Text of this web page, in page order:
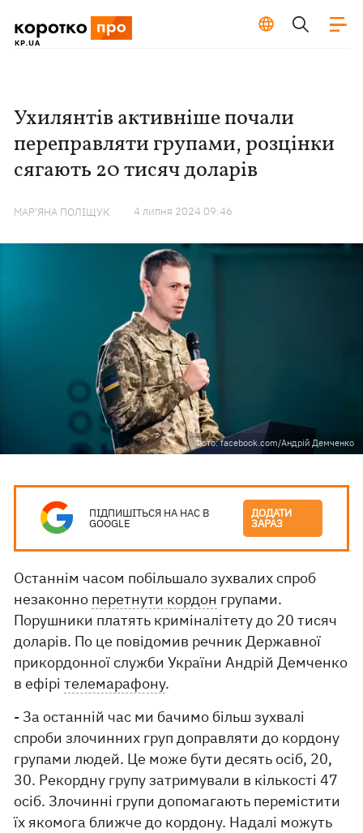
Ухилянтів активніше почали
переправляти групами, розцінки
сягають 20 тисяч доларів
МАР'ЯНА ПОЛІЩУК 4 липня 2024 09:46
Фото: facebook.com/Андрій Демченко
ПІДПИШІТЬСЯ НА НАС В
GOOGLE
ДОДАТИ
ЗАРАЗ
Останнім часом побільшало зухвалих спроб
незаконно перетнути кордон групами.
Порушники платять криміналітету до 20 тисяч
доларів. По це повідомив речник Державної
прикордонної служби України Андрій Демченко
в ефірітелемарафону.
- За останній час ми бачимо більш зухвалі
спроби злочинних груп доправляти до кордону
групами людей. Це може бути десять осіб, 20,
30. Рекордну групу затримували в кількості 47
осіб. Злочинні групи допомагають перемістити
їх якомога ближче до кордону. Надалі можуть